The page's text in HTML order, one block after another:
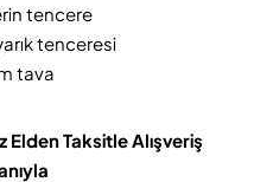
tencere
tenceresi
tava
Elden Taksitle Alışveriş